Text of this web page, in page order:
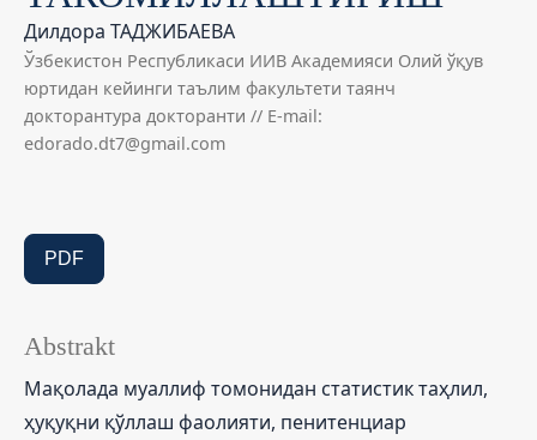
Дилдора ТАДЖИБАЕВА
Ўзбекистон Республикаси ИИВ Академияси Олий ўқув
юртидан кейинги таълим факультети таянч
докторантура докторанти // E-mail:
edorado.dt7@gmail.com
PDF
Abstrakt
Мақолада муаллиф томонидан статистик таҳлил,
ҳуқуқни қўллаш фаолияти, пенитенциар